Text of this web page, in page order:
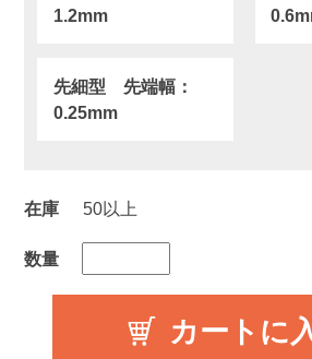
1.2mm
先細型 先端幅：
0.25mm
在庫 50以上
数量